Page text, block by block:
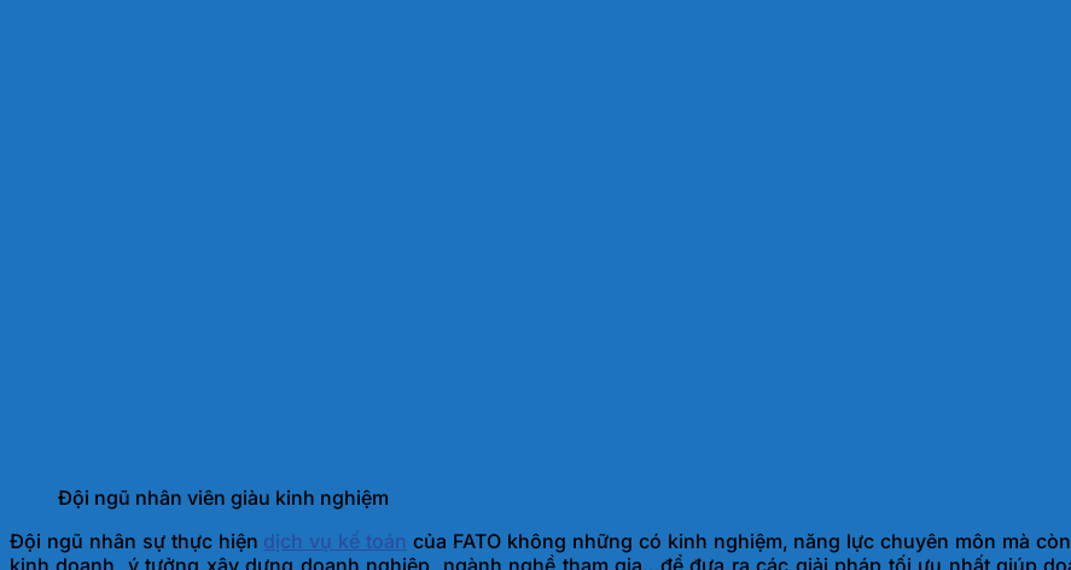
Đội ngũ nhân viên giàu kinh nghiệm
Đội ngũ nhân sự thực hiện dịch vụ kế toán của FATO không những có kinh nghiệm, năng lực chuyên môn mà
kinh doanh, ý tưởng xây dựng doanh nghiệp, ngành nghề tham gia…để đưa ra các giải pháp tối ưu nhất giúp